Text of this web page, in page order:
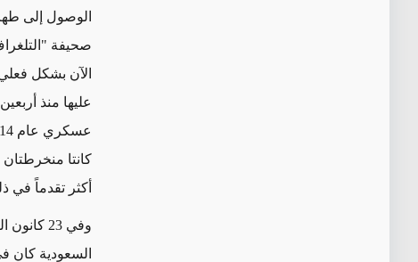
الآن بشكل
عليها منذ
كانتا
أكثر تقدماً في
وفي 23 كانون الثاني/يناير،
السعودية كان